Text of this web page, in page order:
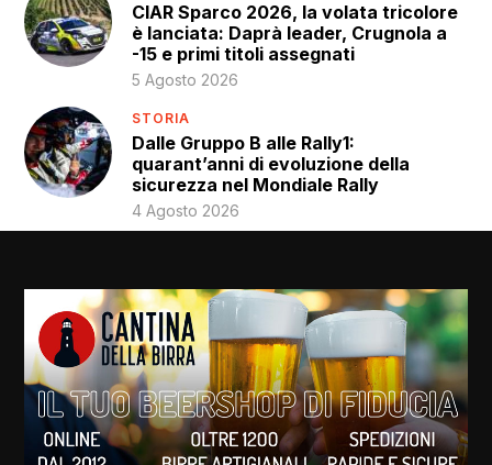
CIAR Sparco 2026, la volata tricolore
è lanciata: Daprà leader, Crugnola a
-15 e primi titoli assegnati
5 Agosto 2026
STORIA
Dalle Gruppo B alle Rally1:
quarant’anni di evoluzione della
sicurezza nel Mondiale Rally
4 Agosto 2026